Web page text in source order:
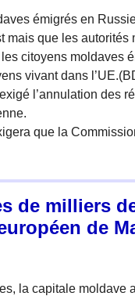
émigrés en
mais que les autorités
citoyens moldaves
vivant dans
l’annulation des
que la
de milliers
de
la capitale moldave